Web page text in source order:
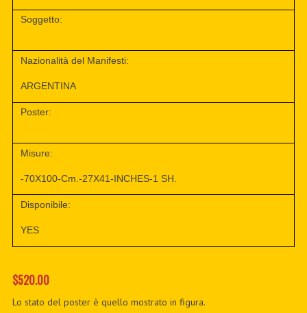
Soggetto:
Nazionalità del Manifesti:
ARGENTINA
Poster:
Misure:
-70X100-Cm.-27X41-INCHES-1 SH.
Disponibile:
YES
$520.00
Lo stato del poster è quello mostrato in figura.